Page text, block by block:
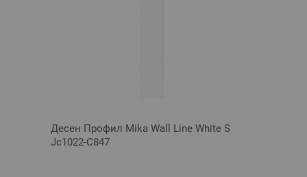
Десен Профил Mika Wall Line White S
Jc1022-C847